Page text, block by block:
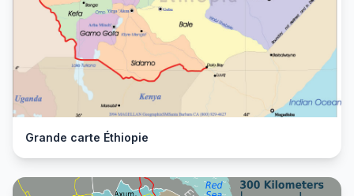
Grande carte Éthiopie